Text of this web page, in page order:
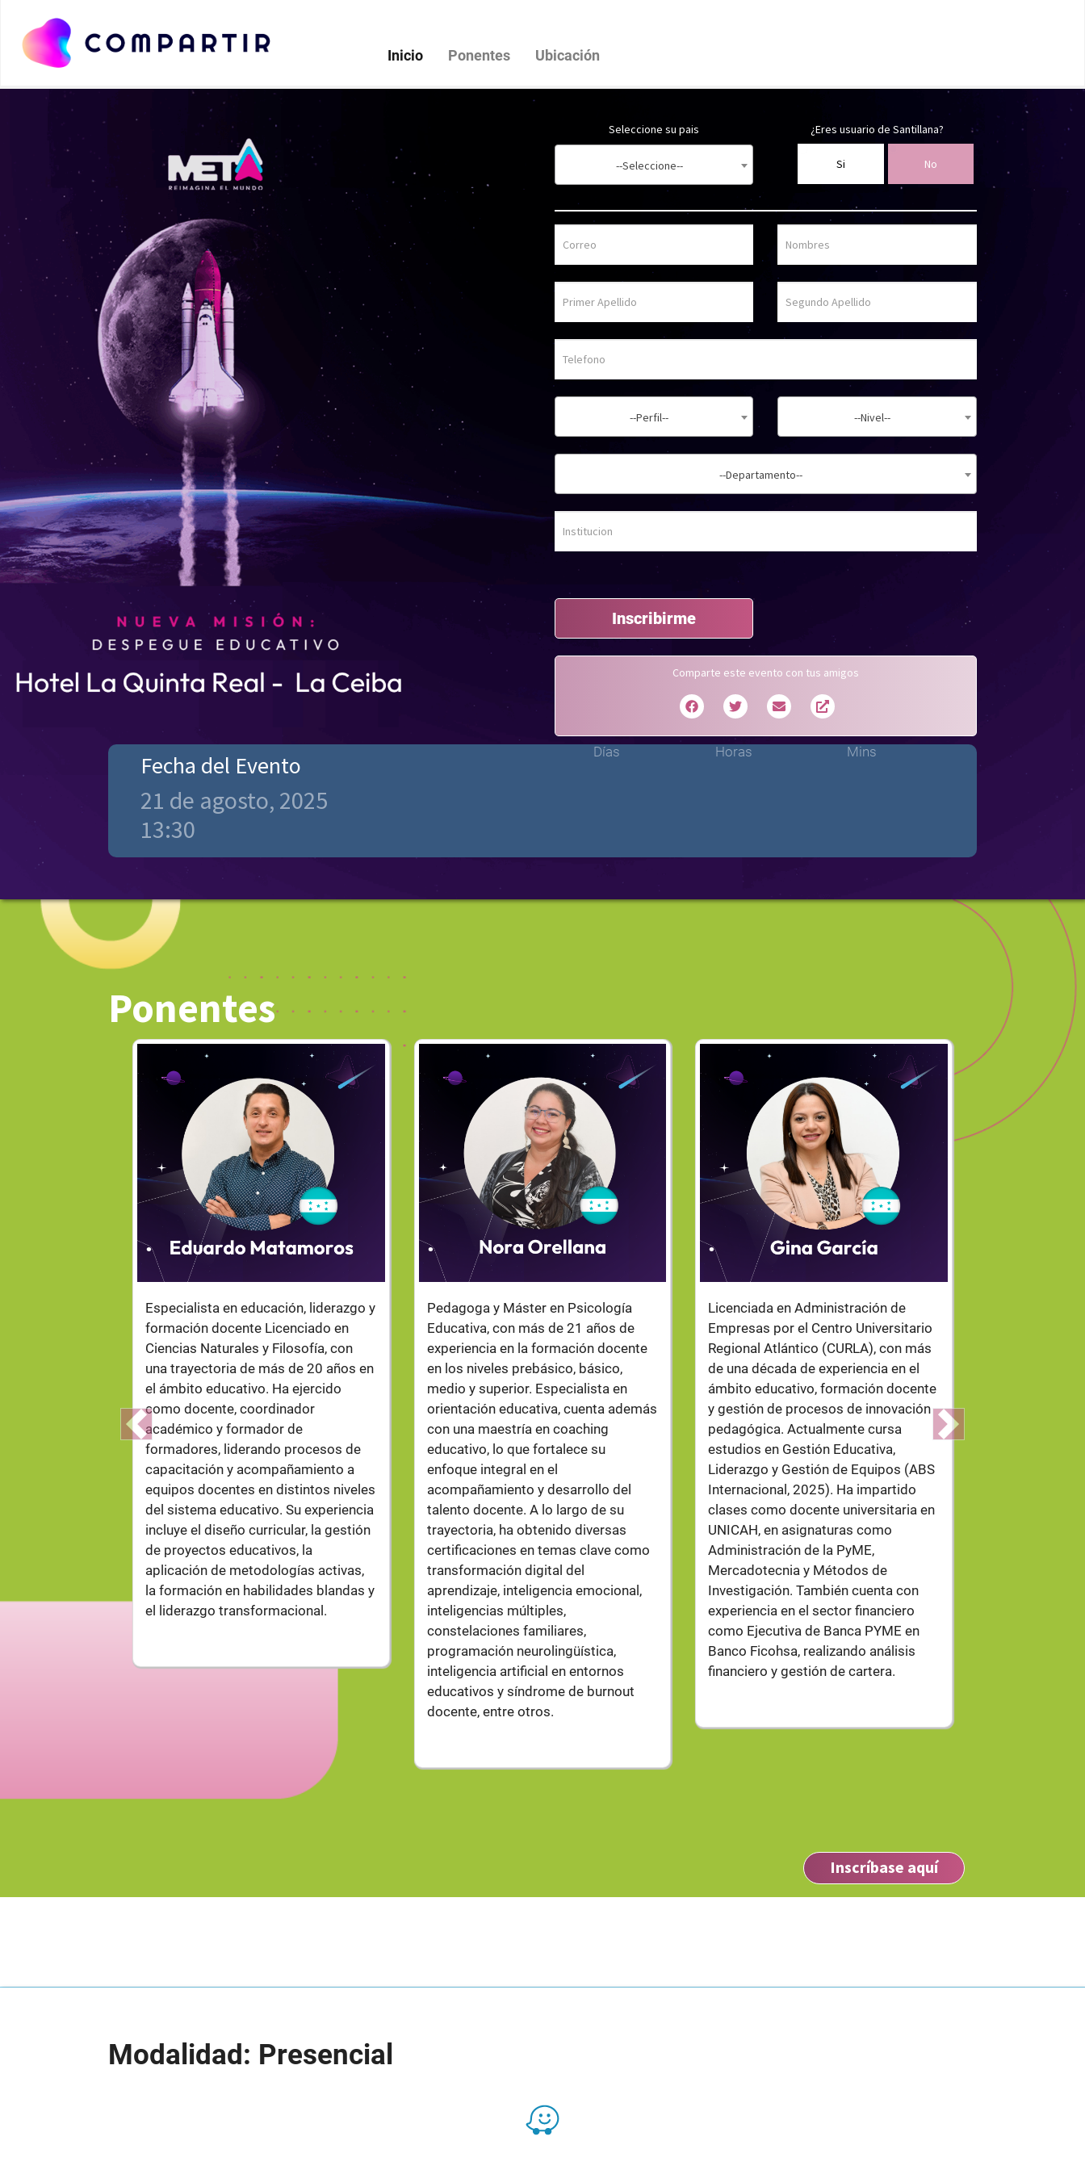
Inicio(current)
Ponentes Ubicación
Seleccione su pais
--Seleccione--
¿Eres usuario de Santillana?
Si No
--Perfil-- --Nivel--
--Departamento--
Inscribirme
Comparte este evento con tus amigos
Fecha del Evento
21 de agosto, 2025
13:30
Días Horas Mins
Ponentes
.
Especialista en educación, liderazgo y
formación docente Licenciado en
Ciencias Naturales y Filosofía, con
una trayectoria de más de 20 años en
el ámbito educativo. Ha ejercido
como docente, coordinador
académico y formador de
formadores, liderando procesos de
capacitación y acompañamiento a
equipos docentes en distintos niveles
del sistema educativo. Su experiencia
incluye el diseño curricular, la gestión
de proyectos educativos, la
aplicación de metodologías activas,
la formación en habilidades blandas y
el liderazgo transformacional.
.
Pedagoga y Máster en Psicología
Educativa, con más de 21 años de
experiencia en la formación docente
en los niveles prebásico, básico,
medio y superior. Especialista en
orientación educativa, cuenta además
con una maestría en coaching
educativo, lo que fortalece su
enfoque integral en el
acompañamiento y desarrollo del
talento docente. A lo largo de su
trayectoria, ha obtenido diversas
certificaciones en temas clave como
transformación digital del
aprendizaje, inteligencia emocional,
inteligencias múltiples,
constelaciones familiares,
programación neurolingüística,
inteligencia artificial en entornos
educativos y síndrome de burnout
docente, entre otros.
.
Licenciada en Administración de
Empresas por el Centro Universitario
Regional Atlántico (CURLA), con más
de una década de experiencia en el
ámbito educativo, formación docente
y gestión de procesos de innovación
pedagógica. Actualmente cursa
estudios en Gestión Educativa,
Liderazgo y Gestión de Equipos (ABS
Internacional, 2025). Ha impartido
clases como docente universitaria en
UNICAH, en asignaturas como
Administración de la PyME,
Mercadotecnia y Métodos de
Investigación. También cuenta con
experiencia en el sector financiero
como Ejecutiva de Banca PYME en
Banco Ficohsa, realizando análisis
financiero y gestión de cartera.
Previous Next
Inscríbase aquí
Modalidad: Presencial